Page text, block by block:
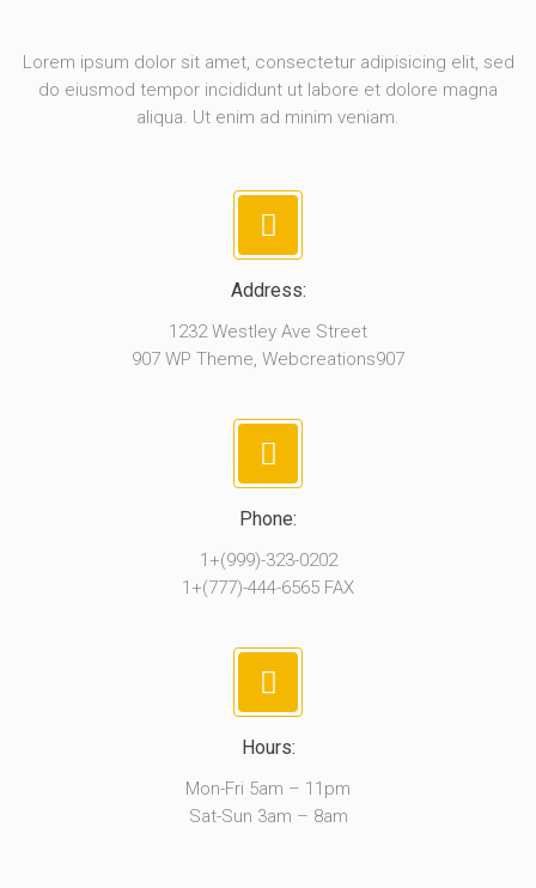
Lorem ipsum dolor sit amet, consectetur adipisicing elit, sed
do eiusmod tempor incididunt ut labore et dolore magna
aliqua. Ut enim ad minim veniam.
Address:
1232 Westley Ave Street
907 WP Theme, Webcreations907
Phone:
1+(999)-323-0202
1+(777)-444-6565 FAX
Hours:
Mon-Fri 5am – 11pm
Sat-Sun 3am – 8am